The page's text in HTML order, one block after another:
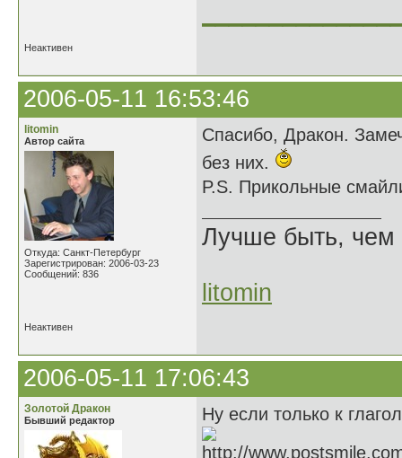
Неактивен
2006-05-11 16:53:46
litomin
Автор сайта
Откуда: Санкт-Петербург
Зарегистрирован: 2006-03-23
Сообщений: 836
Спасибо, Дракон.
без них.
P.S. Прикольные
Лучше быть, чем
litomin
Неактивен
2006-05-11 17:06:43
Золотой Дракон
Бывший редактор Ну если только к